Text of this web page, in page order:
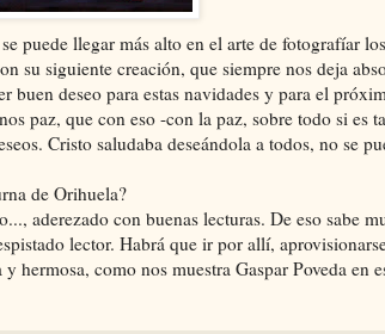
puede llegar más alto en el arte de fotografíar
su siguiente creación, que siempre nos deja
deseo para estas navidades y para el
paz, que con eso -con la paz, sobre todo si es
Cristo saludaba deseándola a todos, no se
de Orihuela?
aderezado con buenas lecturas. De eso sabe
lector. Habrá que ir por allí,
hermosa, como nos muestra Gaspar Poveda en